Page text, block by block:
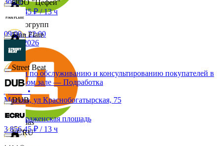
Яркогрупп
7 дней
Adidas
ООО "Цефей"
Finn Flare
Street Beat
DUB
ECRU
3 856,45 ₽/13 ч
09:00- 22:00
11.08.2026
Услуги по обслуживанию и консультированию покупателей в
торговом зале — Подработка
•
Москва, ул Краснобогатырская, 75
Преображенская площадь
3 856,45 ₽ / 13 ч